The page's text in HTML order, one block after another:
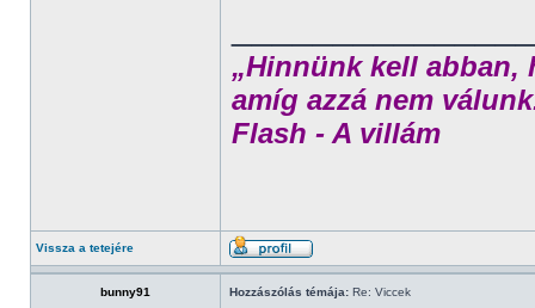
„Hinnünk kell abban,
amíg azzá nem
Flash - A villám
Vissza a tetejére
bunny91 Hozzászólás témája: Re: Viccek